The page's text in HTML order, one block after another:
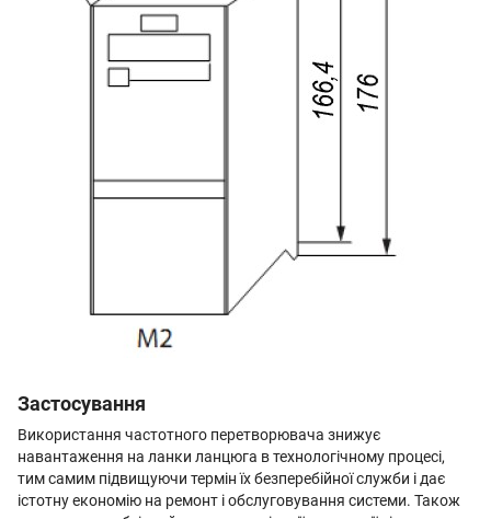
Застосування
Використання частотного перетворювача знижує
навантаження на ланки ланцюга в технологічному процесі,
тим самим підвищуючи термін їх безперебійної служби і дає
істотну економію на ремонт і обслуговування системи. Також